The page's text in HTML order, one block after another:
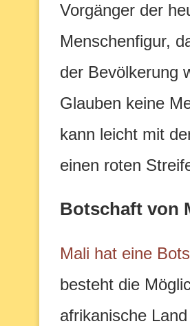
Vorgänger der
Menschenfigur,
der Bevölkerung
Glauben keine
kann leicht mit
einen roten
Botschaft von
Mali hat eine
besteht die
afrikanische